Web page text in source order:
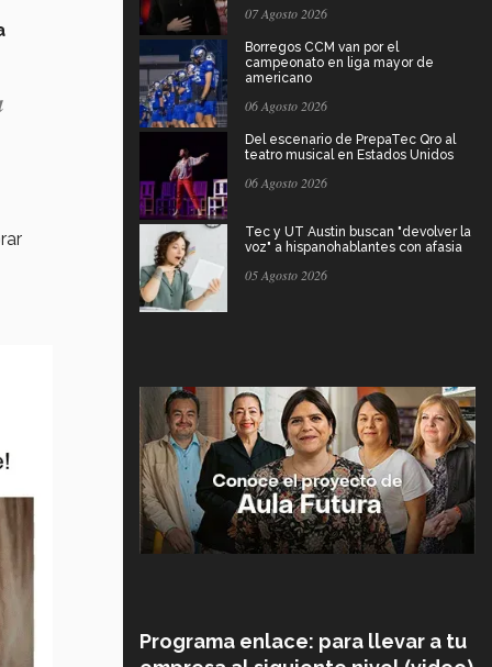
07 Agosto 2026
Borregos CCM van por el
campeonato en liga mayor de
americano
06 Agosto 2026
Del escenario de PrepaTec Qro al
teatro musical en Estados Unidos
06 Agosto 2026
Tec y UT Austin buscan "devolver la
voz" a hispanohablantes con afasia
05 Agosto 2026
Programa enlace: para llevar a tu